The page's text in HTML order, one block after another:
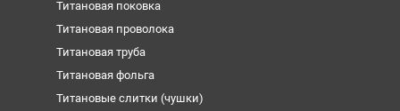
Титановая поковка
Титановая проволока
Титановая труба
Титановая фольга
Титановые слитки (чушки)